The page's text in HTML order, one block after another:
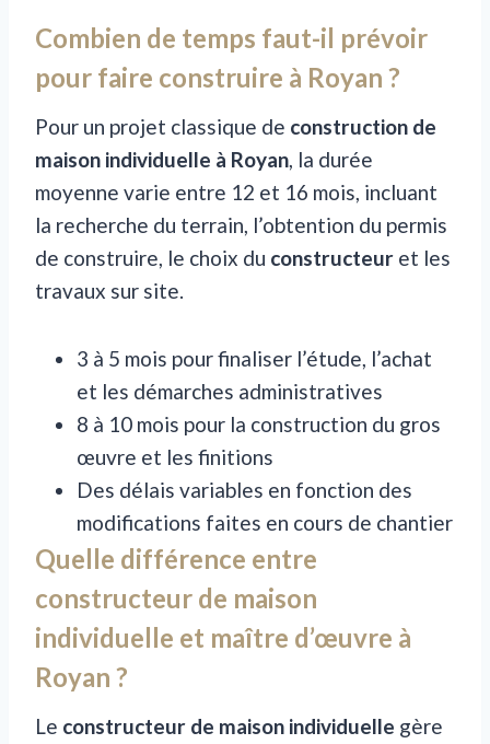
Combien de temps faut-il prévoir
pour faire construire à Royan ?
Pour un projet classique de construction de
maison individuelle à Royan, la durée
moyenne varie entre 12 et 16 mois, incluant
la recherche du terrain, l’obtention du permis
de construire, le choix du constructeur et les
travaux sur site.
3 à 5 mois pour finaliser l’étude, l’achat
et les démarches administratives
8 à 10 mois pour la construction du gros
œuvre et les finitions
Des délais variables en fonction des
modifications faites en cours de chantier
Quelle différence entre
constructeur de maison
individuelle et maître d’œuvre à
Royan ?
Le constructeur de maison individuelle gère